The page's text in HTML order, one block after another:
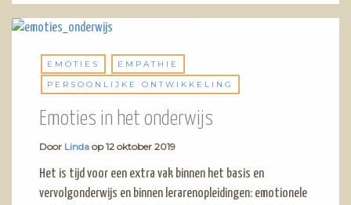
EMOTIES
EMPATHIE
PERSOONLIJKE ONTWIKKELING
Emoties in het onderwijs
Door Linda op12 oktober 2019
Het is tijd voor een extra vak binnen het basis en
vervolgonderwijs en binnen lerarenopleidingen: emotionele